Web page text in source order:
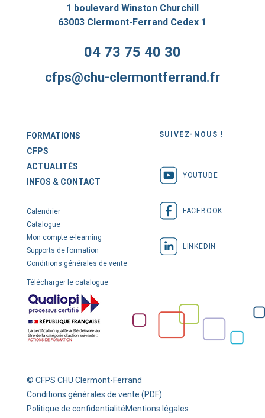
1 boulevard Winston Churchill
63003 Clermont-Ferrand Cedex 1
04 73 75 40 30
cfps@chu-clermontferrand.fr
FORMATIONS
CFPS
ACTUALITÉS
INFOS & CONTACT
Calendrier
Catalogue
Mon compte e-learning
Supports de formation
Conditions générales de vente
Télécharger le catalogue
SUIVEZ-NOUS !
YOUTUBE
FACEBOOK
LINKEDIN
© CFPS CHU Clermont-Ferrand
Conditions générales de vente (PDF)
Politique de confidentialitéMentions légales